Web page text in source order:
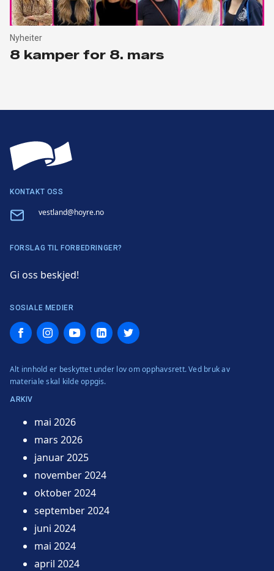
Nyheiter
8 kamper for 8. mars
KONTAKT OSS
Email vestland@hoyre.no
FORSLAG TIL FORBEDRINGER?
Gi oss beskjed!
SOSIALE MEDIER
FacebookInstagramYouTubeLinkedInTwitter
Alt innhold er beskyttet under lov om opphavsrett. Ved bruk av
materiale skal kilde oppgis.
ARKIV
mai 2026
mars 2026
januar 2025
november 2024
oktober 2024
september 2024
juni 2024
mai 2024
april 2024